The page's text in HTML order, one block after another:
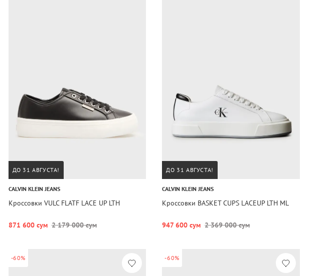
ДО 31 АВГУСТА!
CALVIN KLEIN JEANS
Кроссовки VULC FLATF LACE UP LTH
871 600 сум 2 179 000 сум
ДО 31 АВГУСТА!
CALVIN KLEIN JEANS
Кроссовки BASKET CUPS LACEUP LTH ML
947 600 сум 2 369 000 сум
-60% -60%